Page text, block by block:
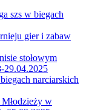
szs w biegach
gier i zabaw
stołowym
29.04.2025
narciarskich
w